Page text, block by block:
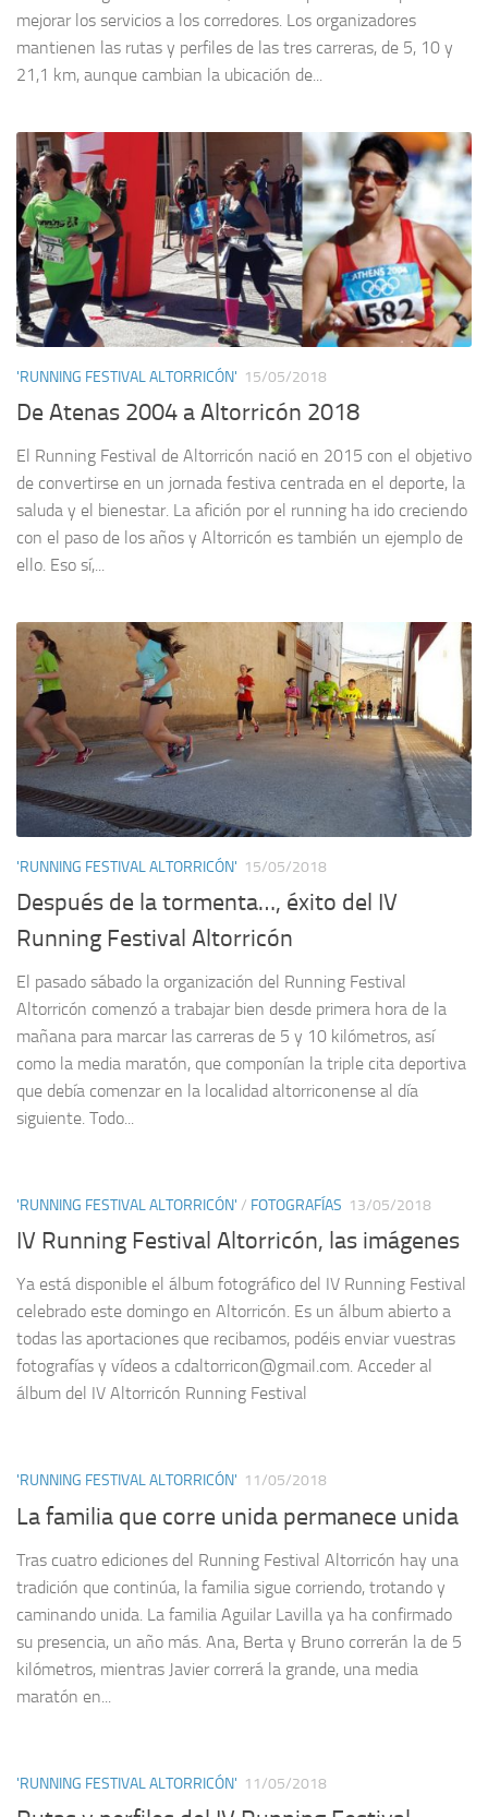
mejorar los servicios a los corredores. Los organizadores
mantienen las rutas y perfiles de las tres carreras, de 5, 10 y
21,1 km, aunque cambian la ubicación de...
'RUNNING FESTIVAL ALTORRICÓN' 15/05/2018
De Atenas 2004 a Altorricón 2018
El Running Festival de Altorricón nació en 2015 con el objetivo
de convertirse en un jornada festiva centrada en el deporte, la
saluda y el bienestar. La afición por el running ha ido creciendo
con el paso de los años y Altorricón es también un ejemplo de
ello. Eso sí,...
'RUNNING FESTIVAL ALTORRICÓN' 15/05/2018
Después de la tormenta…, éxito del IV
Running Festival Altorricón
El pasado sábado la organización del Running Festival
Altorricón comenzó a trabajar bien desde primera hora de la
mañana para marcar las carreras de 5 y 10 kilómetros, así
como la media maratón, que componían la triple cita deportiva
que debía comenzar en la localidad altorriconense al día
siguiente. Todo...
'RUNNING FESTIVAL ALTORRICÓN' / FOTOGRAFÍAS 13/05/2018
IV Running Festival Altorricón, las imágenes
Ya está disponible el álbum fotográfico del IV Running Festival
celebrado este domingo en Altorricón. Es un álbum abierto a
todas las aportaciones que recibamos, podéis enviar vuestras
fotografías y vídeos a cdaltorricon@gmail.com. Acceder al
álbum del IV Altorricón Running Festival
'RUNNING FESTIVAL ALTORRICÓN' 11/05/2018
La familia que corre unida permanece unida
Tras cuatro ediciones del Running Festival Altorricón hay una
tradición que continúa, la familia sigue corriendo, trotando y
caminando unida. La familia Aguilar Lavilla ya ha confirmado
su presencia, un año más. Ana, Berta y Bruno correrán la de 5
kilómetros, mientras Javier correrá la grande, una media
maratón en...
'RUNNING FESTIVAL ALTORRICÓN' 11/05/2018